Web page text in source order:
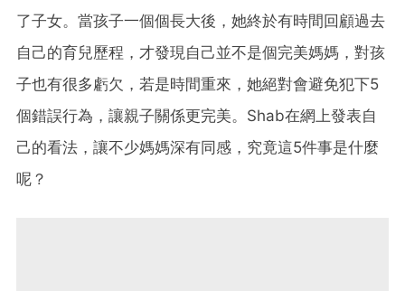
了子女。當孩子一個個長大後，她終於有時間回顧過去
自己的育兒歷程，才發現自己並不是個完美媽媽，對孩
子也有很多虧欠，若是時間重來，她絕對會避免犯下5
個錯誤行為，讓親子關係更完美。Shab在網上發表自
己的看法，讓不少媽媽深有同感，究竟這5件事是什麼
呢？